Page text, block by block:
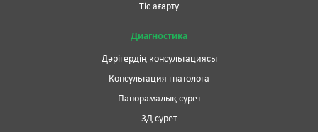
Тіс ағарту
Диагностика
Дәрігердің консультациясы
Консультация гнатолога
Панорамалық сурет
3Д сурет